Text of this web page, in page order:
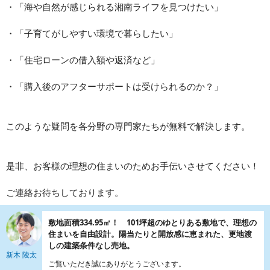
・「海や自然が感じられる湘南ライフを見つけたい」
・「子育てがしやすい環境で暮らしたい」
・「住宅ローンの借入額や返済など」
・「購入後のアフターサポートは受けられるのか？」
このような疑問を各分野の専門家たちが無料で解決します。
是非、お客様の理想の住まいのためお手伝いさせてください！
ご連絡お待ちしております。
新木 陵太
敷地面積334.95㎡！ 101坪超のゆとりある敷地で、理想の
住まいを自由設計。陽当たりと開放感に恵まれた、更地渡
しの建築条件なし売地。
ご覧いただき誠にありがとうございます。